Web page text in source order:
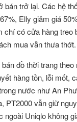
bán trở lại. Các hệ
Elly giảm giá
chí có cửa hàng treo
mua vẫn thưa thớt.
đồ thời trang theo
hàng tồn, lỗi mốt,
nước như An
PT2000 vẫn giữ
ngoài Uniqlo không